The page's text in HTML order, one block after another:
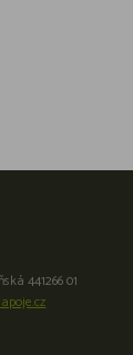
441266 01